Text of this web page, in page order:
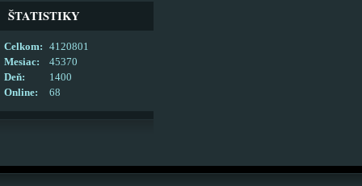
ŠTATISTIKY
Online: 68
Celkom:
4120801
Mesiac:
45370
Deň:
1400